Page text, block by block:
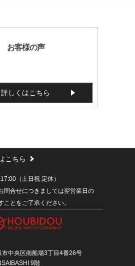
お客様の声
詳しくはこちら
こちら
（土日祝 定休）
問合せにつきましては翌営業日の
ことをご了承ください。
中央区南船場3丁目4番26号
9階